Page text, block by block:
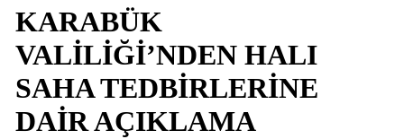
KARABÜK
VALİLİĞİ’NDEN HALI
SAHA TEDBİRLERİNE
DAİR AÇIKLAMA